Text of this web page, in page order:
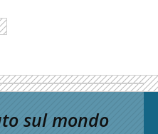
sul mondo